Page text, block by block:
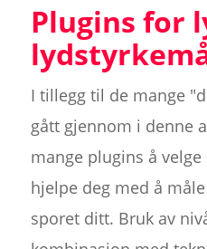
Plugins for
I tillegg til de mange
gått gjennom i denne
mange plugins å
hjelpe deg med å
sporet ditt. Bruk av